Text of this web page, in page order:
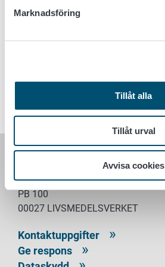
Marknadsföring
Tillåt alla
Tillåt urval
Avvisa cookies
finskspråkiga webbplatser.
Foder och aktörer inom fodersektorn
LIVSMEDELSVERKET
PB 100
00027 LIVSMEDELSVERKET
Kontaktuppgifter
Ge respons